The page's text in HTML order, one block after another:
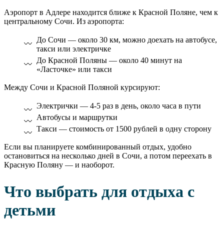
Аэропорт в Адлере находится ближе к Красной Поляне, чем к
центральному Сочи. Из аэропорта:
До Сочи — около 30 км, можно доехать на автобусе,
такси или электричке
До Красной Поляны — около 40 минут на
«Ласточке» или такси
Между Сочи и Красной Поляной курсируют:
Электрички — 4-5 раз в день, около часа в пути
Автобусы и маршрутки
Такси — стоимость от 1500 рублей в одну сторону
Если вы планируете комбинированный отдых, удобно
остановиться на несколько дней в Сочи, а потом переехать в
Красную Поляну — и наоборот.
Что выбрать для отдыха с
детьми